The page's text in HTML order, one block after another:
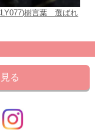
樹言葉 選ばれ
る